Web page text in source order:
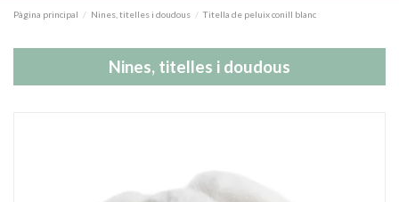
Pàgina principal Nines, titelles i doudous Titella de peluix conill blanc
Nines, titelles i doudous